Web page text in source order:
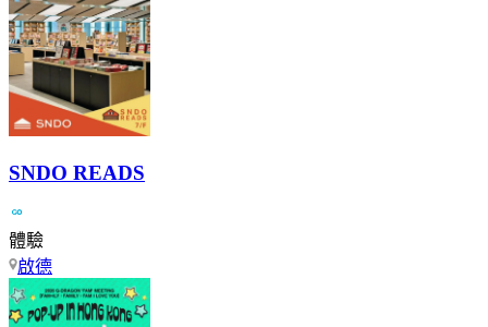
SNDO READS
體驗
啟德